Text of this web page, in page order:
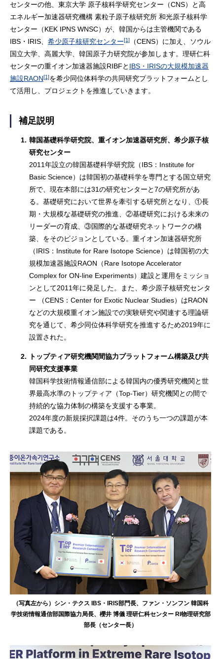
センターの他、東京大学 原子核科学研究センター（CNS）と高
エネルギー加速器研究機構 素粒子原子核研究所 和光原子核科学
センター（KEK IPNS WNSC）が、韓国からは主管機関である
IBS・IRIS、 希少原子核研究センター[1]
（CENS）に加え、ソウル
国立大学、高麗大学、韓国原子力研究院が参加します。理研仁科
センターの重イオン加速器施設RIBFと IBS・IRISの大規模加速器
施設RAON[1]を希少同位体科学の共同研究プラットフォームとし
て活用し、プロジェクトを推進していきます。
補足説明
1. 韓国基礎科学研究院、重イオン加速器研究所、希少原子核
研究センター
2011年設立の韓国基礎科学研究院（IBS：Institute for
Basic Science）は韓国初の基礎科学を専門とする国立研究
所で、現在本部には31の研究センターと7の研究所があ
る。基礎研究において世界を牽引する研究所となり、①長
期・大規模な基礎研究の推進、②基礎研究における未来の
リーダーの育成、③国際的な基礎研究ネットワークの構
築、をそのビジョンとしている。重イオン加速器研究所
（IRIS：Institute for Rare Isotope Science）は韓国初の大
規模加速器施設RAON（Rare Isotope Accelerator
Complex for ON-line Experiments）建設と運用をミッショ
ンとして2011年に発足した。また、希少原子核研究センタ
ー （CENS：Center for Exotic Nuclear Studies）はRAON
などの大規模重イオン施設での実験研究や関連する理論研
究を通じて、希少同位体科学研究を推進するため2019年に
設置された。
2.
トップティア研究機関間協力プラットフォーム構築及び共
同研究支援事業
韓国科学技術情報通信部による韓国内の優秀研究機関と世
界最高水準のトップティア（Top-Tier）研究機関との間で
持続的な協力体制の構築を支援する事業。
2024年度の新規採択課題は4件。そのうち一つの課題が本
課題である。
（写真左から）シン・テクス IBS・IRIS部門長、ファン・ソンフン 韓国科
学技術情報通信部国際協力局長、櫻井 博儀 理研仁科センター RI物理研究部
部長（センター長）